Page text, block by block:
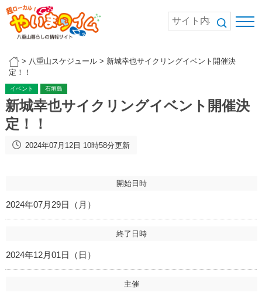
> 八重山スケジュール> 新城幸也サイクリングイベント開催決
定！！
イベント 石垣島
新城幸也サイクリングイベント開催決
定！！
2024年07月12日 10時58分更新
開始日時
2024年07月29日（月）
終了日時
2024年12月01日（日）
主催